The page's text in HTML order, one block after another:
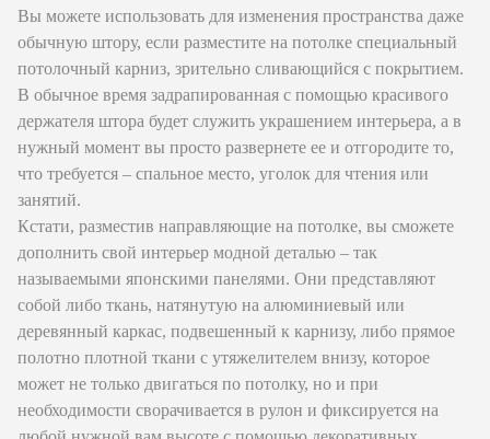
Вы можете использовать для изменения пространства даже
обычную штору, если разместите на потолке специальный
потолочный карниз, зрительно сливающийся с покрытием.
В обычное время задрапированная с помощью красивого
держателя штора будет служить украшением интерьера, а в
нужный момент вы просто развернете ее и отгородите то,
что требуется – спальное место, уголок для чтения или
занятий.
Кстати, разместив направляющие на потолке, вы сможете
дополнить свой интерьер модной деталью – так
называемыми японскими панелями. Они представляют
собой либо ткань, натянутую на алюминиевый или
деревянный каркас, подвешенный к карнизу, либо прямое
полотно плотной ткани с утяжелителем внизу, которое
может не только двигаться по потолку, но и при
необходимости сворачивается в рулон и фиксируется на